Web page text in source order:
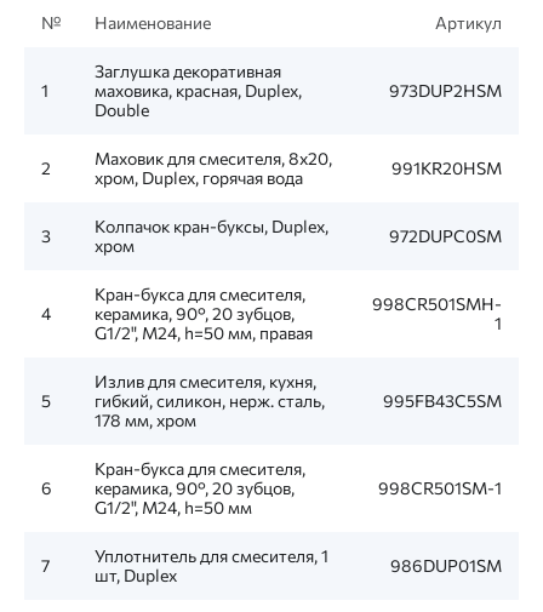
№ Наименование Артикул
1
Заглушка декоративная
маховика, красная, Duplex,
Double
973DUP2HSM
2
Маховик для смесителя, 8x20,
хром, Duplex, горячая вода
991KR20HSM
3
Колпачок кран-буксы, Duplex,
хром
972DUPC0SM
4
Кран-букса для смесителя,
керамика, 90°, 20 зубцов,
G1/2", М24, h=50 мм, правая
998CR501SMH-
1
5
Излив для смесителя, кухня,
гибкий, силикон, нерж. сталь,
178 мм, хром
995FB43C5SM
6
Кран-букса для смесителя,
керамика, 90°, 20 зубцов,
G1/2", М24, h=50 мм
998CR501SM-1
7
Уплотнитель для смесителя, 1
шт, Duplex
986DUP01SM